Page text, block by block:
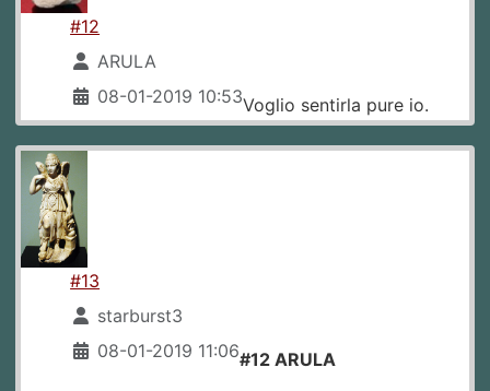
#12
ARULA
08-01-2019 10:53Voglio sentirla pure io.
#13
starburst3
08-01-2019 11:06#12 ARULA